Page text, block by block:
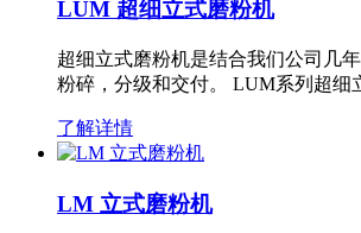
LUM 超细立式磨粉机
超细立式磨粉机是结合我们公司几
粉碎，分级和交付。 LUM系列超
了解详情
LM 立式磨粉机